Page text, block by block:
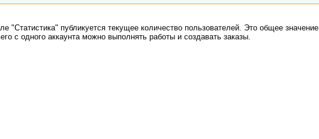
"Статистика" публикуется текущее количество пользователей. Это общее значение
с одного аккаунта можно выполнять работы и создавать заказы.